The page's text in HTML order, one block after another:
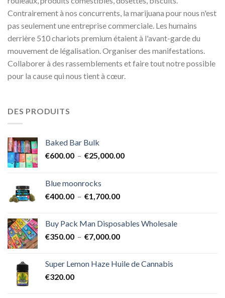
Contrairement à nos concurrents, la marijuana pour nous n'est
pas seulement une entreprise commerciale. Les humains
derrière 510 chariots premium étaient à l'avant-garde du
mouvement de légalisation. Organiser des manifestations.
Collaborer à des rassemblements et faire tout notre possible
pour la cause qui nous tient à cœur.
DES PRODUITS
Baked Bar Bulk
€600.00 – €25,000.00Plage
Blue moonrocks
€400.00 – €1,700.00Plage
€400.00
à
Buy Pack Man Disposables Wholesale
€350.00 – €7,000.00Plage
€350.00
Super Lemon Haze Huile de Cannabis
€320.00